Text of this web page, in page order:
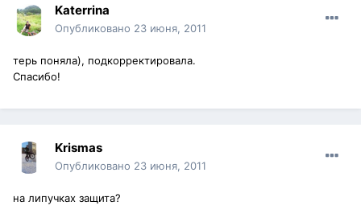
Katerrina
Опубликовано 23 июня, 2011
терь поняла), подкорректировала.
Спасибо!
Krismas
Опубликовано 23 июня, 2011
на липучках защита?